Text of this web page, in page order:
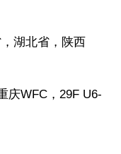
湖北省，陕西
庆WFC，29F U6-